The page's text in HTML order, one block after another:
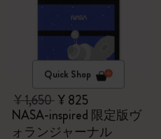
Quick Shop
¥ 1,650¥ 825
NASA-inspired 限定版ヴ
ォランジャーナル